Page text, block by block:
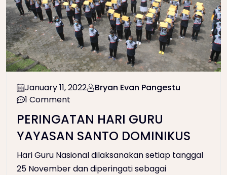
January 11, 2022
Bryan Evan Pangestu
1 Comment
PERINGATAN HARI GURU
YAYASAN SANTO DOMINIKUS
Hari Guru Nasional dilaksanakan setiap tanggal
25 November dan diperingati sebagai